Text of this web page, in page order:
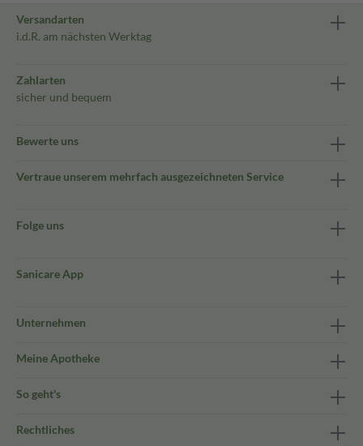
Versandarten
i.d.R. am nächsten Werktag
Zahlarten
sicher und bequem
Bewerte uns
Vertraue unserem mehrfach ausgezeichneten Service
Folge uns
Sanicare App
Unternehmen
Meine Apotheke
So geht's
Rechtliches